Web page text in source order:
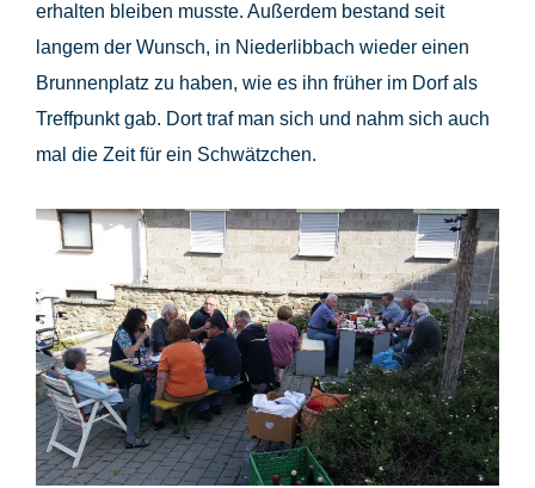
erhalten bleiben musste. Außerdem bestand seit
langem der Wunsch, in Niederlibbach wieder einen
Brunnenplatz zu haben, wie es ihn früher im Dorf als
Treffpunkt gab. Dort traf man sich und nahm sich auch
mal die Zeit für ein Schwätzchen.